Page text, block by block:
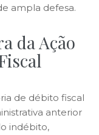
ampla defesa.
da Ação
de débito fiscal
anterior
indébito,